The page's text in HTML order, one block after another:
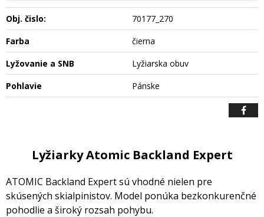
Obj. čislo:
70177_270
Farba
čierna
Lyžovanie a SNB
Lyžiarska obuv
Pohlavie
Pánske
Lyžiarky Atomic Backland Expert
ATOMIC Backland Expert sú vhodné nielen pre
skúsených skialpinistov. Model ponúka bezkonkurenčné
pohodlie a široký rozsah pohybu.